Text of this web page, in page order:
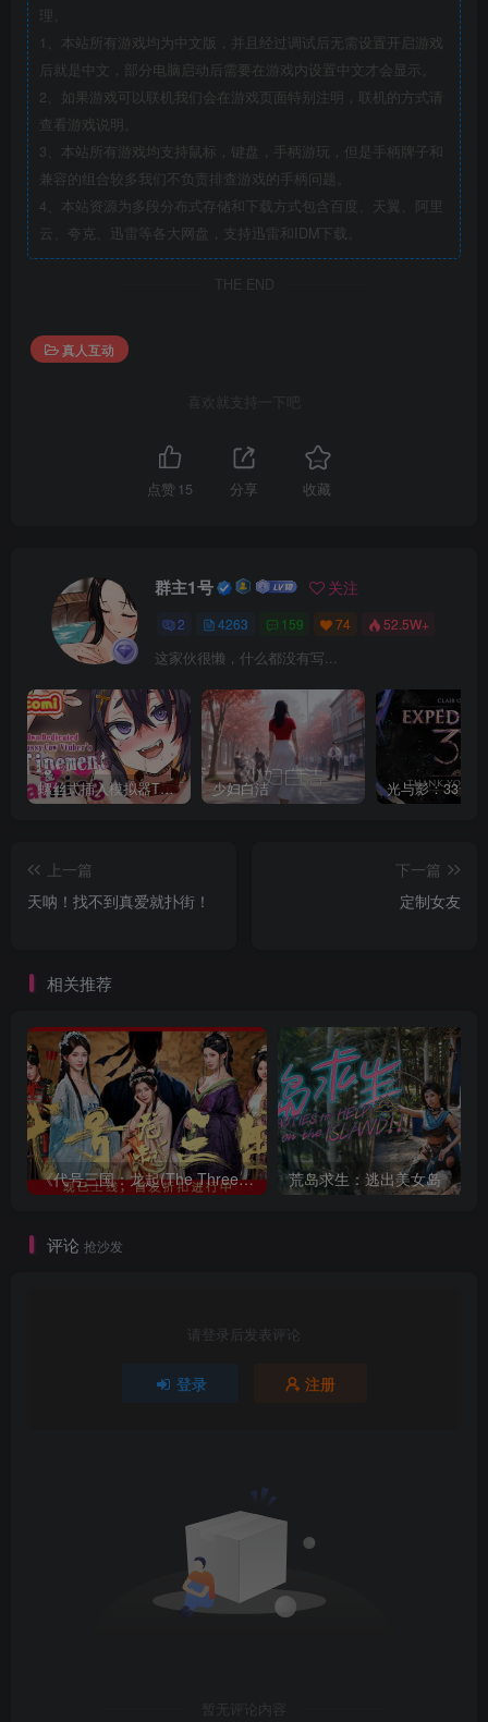
理。
1、本站所有游戏均为中文版，并且经过调试后无需设置开启游戏
后就是中文，部分电脑启动后需要在游戏内设置中文才会显示。
2、如果游戏可以联机我们会在游戏页面特别注明，联机的方式请
查看游戏说明。
3、本站所有游戏均支持鼠标，键盘，手柄游玩，但是手柄牌子和
兼容的组合较多我们不负责排查游戏的手柄问题。
4、本站资源为多段分布式存储和下载方式包含百度、天翼、阿里
云、夸克、迅雷等各大网盘，支持迅雷和IDM下载。
THE END
真人互动
喜欢就支持一下吧
点赞 15 分享 收藏
群主1号 关注
2 4263 159 74 52.5W+
这家伙很懒，什么都没有写...
螺丝式插入模拟器TMA02 少妇白洁
上一篇
天呐！找不到真爱就扑街！
下一篇
定制女友
相关推荐
《代号三国：龙起(The Three Kingdoms: Rebirth)》|Build 22973501|中文|免安 荒岛求生：逃出美女岛
评论 抢沙发
请登录后发表评论
登录 注册
暂无评论内容